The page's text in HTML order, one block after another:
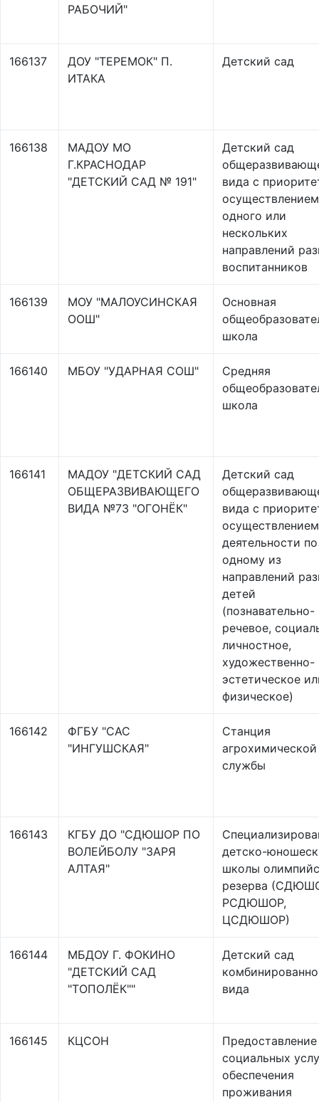
РАБОЧИЙ"
166137
ДОУ "ТЕРЕМОК" П.
ИТАКА
Детский сад
166138
МАДОУ МО
Г.КРАСНОДАР
"ДЕТСКИЙ САД № 191"
Детский сад
вида с
осуществлением
одного или
нескольких
направлений
воспитанников
166139
МОУ "МАЛОУСИНСКАЯ
ООШ"
Основная
школа
166140 МБОУ "УДАРНАЯ СОШ"
Средняя
школа
166141
МАДОУ "ДЕТСКИЙ САД
ОБЩЕРАЗВИВАЮЩЕГО
ВИДА №73 "ОГОНЁК"
Детский сад
вида с
осуществлением
деятельности по
одному из
направлений
детей
(познавательно-
речевое,
личностное,
художественно-
эстетическое
физическое)
166142
ФГБУ "САС
"ИНГУШСКАЯ"
Станция
агрохимической
службы
166143
КГБУ ДО "СДЮШОР ПО
ВОЛЕЙБОЛУ "ЗАРЯ
АЛТАЯ"
детско-
школы
резерва
РСДЮШОР,
ЦСДЮШОР)
166144
МБДОУ Г. ФОКИНО
"ДЕТСКИЙ САД
"ТОПОЛЁК""
Детский сад
вида
166145 КЦСОН
Предоставление
социальных
обеспечения
проживания